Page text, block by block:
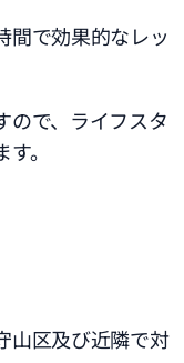
間で効果的なレッ
で、ライフスタ
。
山区及び近隣で対